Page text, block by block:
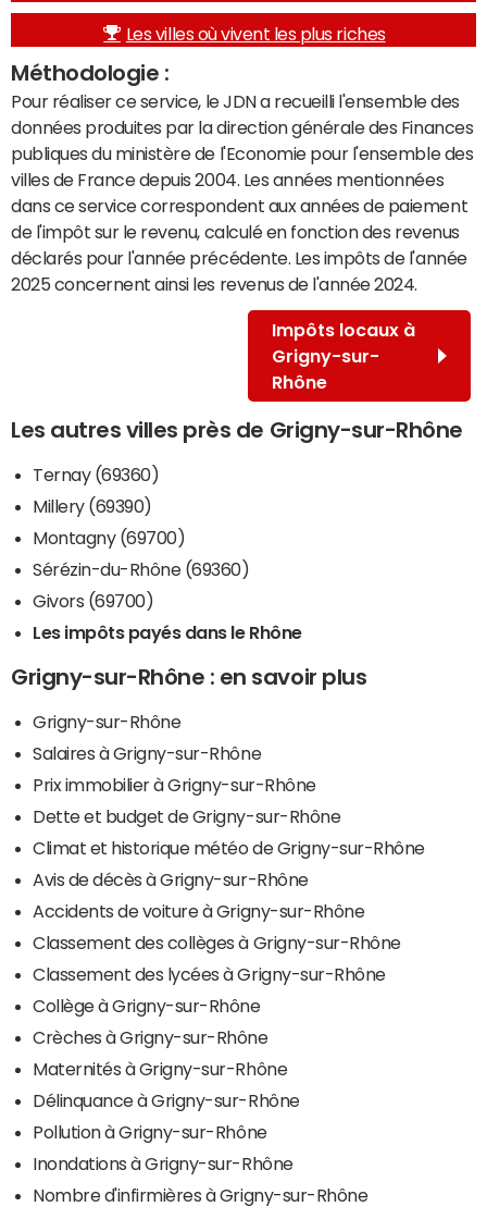
Les villes où vivent les plus riches
Méthodologie :
Pour réaliser ce service, le JDN a recueilli l'ensemble des
données produites par la direction générale des Finances
publiques du ministère de l'Economie pour l'ensemble des
villes de France depuis 2004. Les années mentionnées
dans ce service correspondent aux années de paiement
de l'impôt sur le revenu, calculé en fonction des revenus
déclarés pour l'année précédente. Les impôts de l'année
2025 concernent ainsi les revenus de l'année 2024.
Impôts locaux à
Grigny-sur-
Rhône
Les autres villes près de Grigny-sur-Rhône
Ternay (69360)
Millery (69390)
Montagny (69700)
Sérézin-du-Rhône (69360)
Givors (69700)
Les impôts payés dans le Rhône
Grigny-sur-Rhône : en savoir plus
Grigny-sur-Rhône
Salaires à Grigny-sur-Rhône
Prix immobilier à Grigny-sur-Rhône
Dette et budget de Grigny-sur-Rhône
Climat et historique météo de Grigny-sur-Rhône
Avis de décès à Grigny-sur-Rhône
Accidents de voiture à Grigny-sur-Rhône
Classement des collèges à Grigny-sur-Rhône
Classement des lycées à Grigny-sur-Rhône
Collège à Grigny-sur-Rhône
Crèches à Grigny-sur-Rhône
Maternités à Grigny-sur-Rhône
Délinquance à Grigny-sur-Rhône
Pollution à Grigny-sur-Rhône
Inondations à Grigny-sur-Rhône
Nombre d'infirmières à Grigny-sur-Rhône